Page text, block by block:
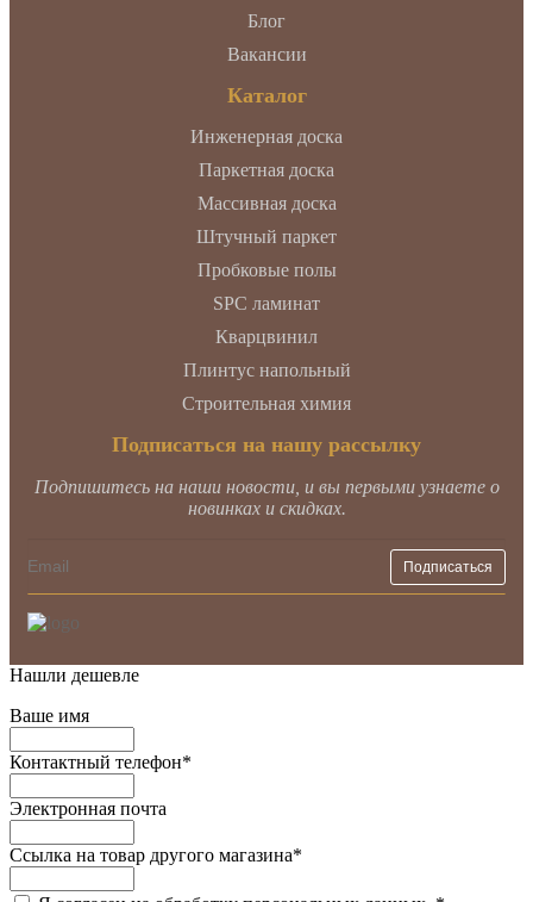
Блог
Вакансии
Каталог
Инженерная доска
Паркетная доска
Массивная доска
Штучный паркет
Пробковые полы
SPC ламинат
Кварцвинил
Плинтус напольный
Строительная химия
Подписаться на нашу рассылку
Подпишитесь на наши новости, и вы первыми узнаете о
новинках и скидках.
Нашли дешевле
Ваше имя
Контактный телефон*
Электронная почта
Ссылка на товар другого магазина*